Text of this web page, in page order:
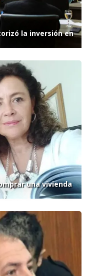
la inversión en
una vivienda